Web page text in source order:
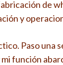
de
y
Paso una
función